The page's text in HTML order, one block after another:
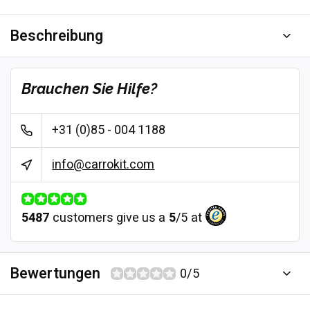
Beschreibung
Brauchen Sie Hilfe?
+31 (0)85 - 004 1188
info@carrokit.com
5487 customers give us a 5/5 at
Bewertungen 0/5